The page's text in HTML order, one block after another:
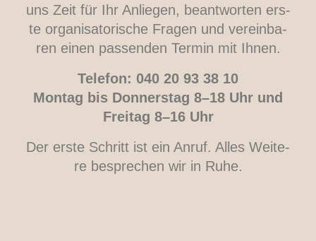
uns Zeit für Ihr Anlie­gen, beant­wor­ten ers­
te orga­ni­sa­to­ri­sche Fra­gen und ver­ein­ba­
ren einen pas­sen­den Ter­min mit Ihnen.
Tele­fon: 040 20 93 38 10
Mon­tag bis Don­ners­tag 8–18 Uhr und
Frei­tag 8–16 Uhr
Der ers­te Schritt ist ein Anruf. Alles Wei­te­
re bespre­chen wir in Ruhe.